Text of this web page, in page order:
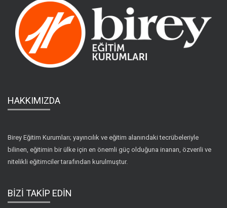
HAKKIMIZDA
Birey Eğitim Kurumları; yayıncılık ve eğitim alanındaki tecrübeleriyle
bilinen, eğitimin bir ülke için en önemli güç olduğuna inanan, özverili ve
nitelikli eğitimciler tarafından kurulmuştur.
BİZİ TAKİP EDİN